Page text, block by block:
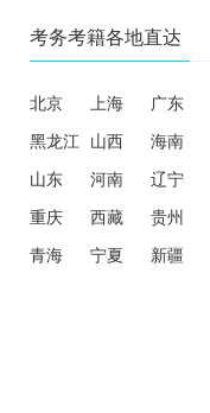
考务考籍各地直达
北京 上海 广东
黑龙江 山西 海南
山东 河南 辽宁
重庆 西藏 贵州
青海 宁夏 新疆